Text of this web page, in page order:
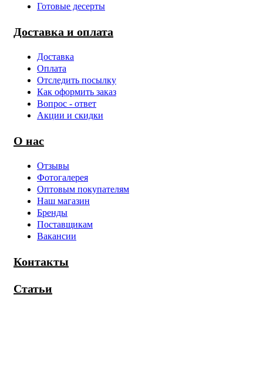
Готовые десерты
Доставка и оплата
Доставка
Оплата
Отследить посылку
Как оформить заказ
Вопрос - ответ
Акции и скидки
О нас
Отзывы
Фотогалерея
Оптовым покупателям
Наш магазин
Бренды
Поставщикам
Вакансии
Контакты
Статьи